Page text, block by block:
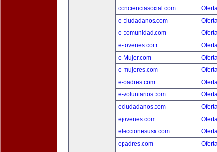
concienciasocial.com
e-ciudadanos.com
e-comunidad.com
e-jovenes.com
e-Mujer.com
e-mujeres.com
e-padres.com
e-voluntarios.com
eciudadanos.com
ejovenes.com
eleccionesusa.com
epadres.com